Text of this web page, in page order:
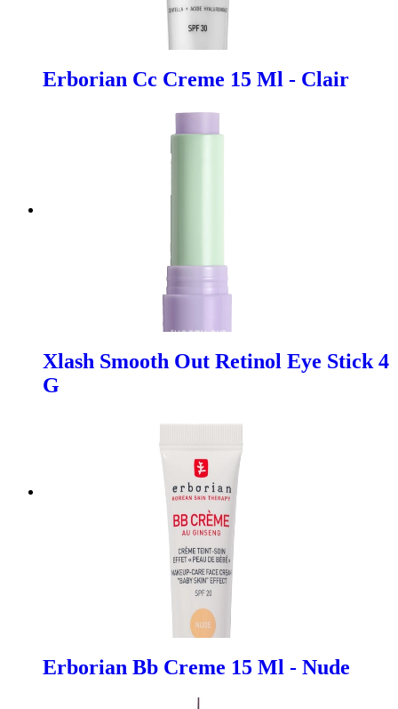
Erborian Cc Creme 15 Ml - Clair
Xlash Smooth Out Retinol Eye Stick 4
G
Erborian Bb Creme 15 Ml - Nude